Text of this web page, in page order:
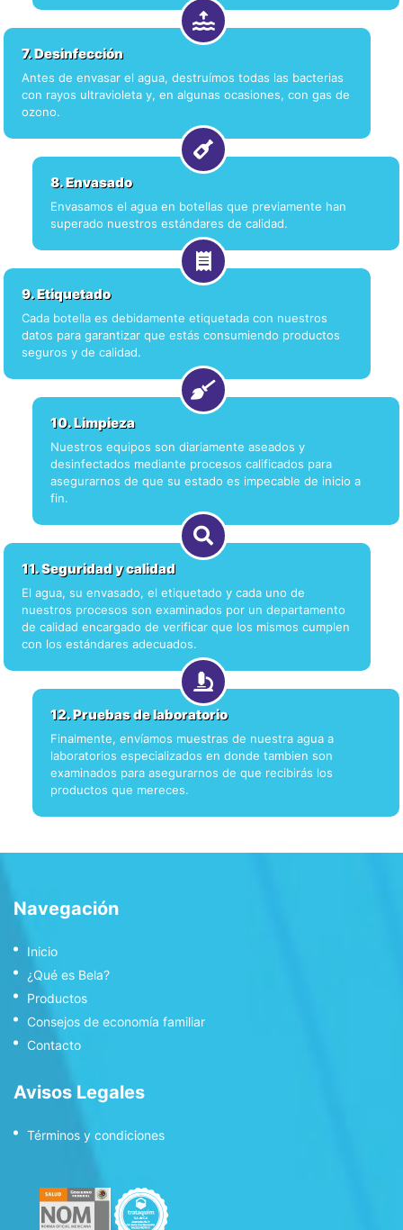
7. Desinfección
Antes de envasar el agua, destruímos todas las bacterias
con rayos ultravioleta y, en algunas ocasiones, con gas de
ozono.
8. Envasado
Envasamos el agua en botellas que previamente han
superado nuestros estándares de calidad.
9. Etiquetado
Cada botella es debidamente etiquetada con nuestros
datos para garantizar que estás consumiendo productos
seguros y de calidad.
10. Limpieza
Nuestros equipos son diariamente aseados y
desinfectados mediante procesos calificados para
asegurarnos de que su estado es impecable de inicio a
fin.
11. Seguridad y calidad
El agua, su envasado, el etiquetado y cada uno de
nuestros procesos son examinados por un departamento
de calidad encargado de verificar que los mismos cumplen
con los estándares adecuados.
12. Pruebas de laboratorio
Finalmente, envíamos muestras de nuestra agua a
laboratorios especializados en donde tambien son
examinados para asegurarnos de que recibirás los
productos que mereces.
Navegación
Inicio
¿Qué es Bela?
Productos
Consejos de economía familiar
Contacto
Avisos Legales
Términos y condiciones